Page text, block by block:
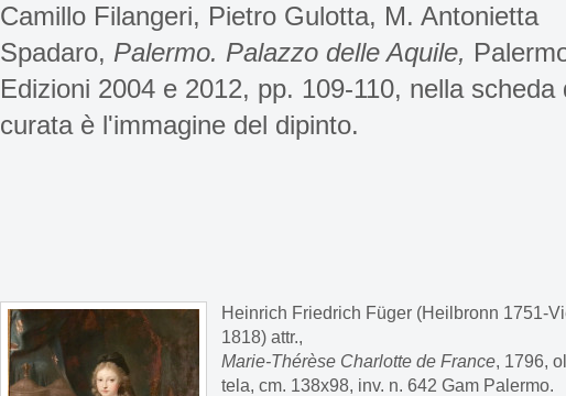
Camillo Filangeri, Pietro Gulotta, M. Antonietta
Spadaro, Palermo. Palazzo delle Aquile,
Edizioni 2004 e 2012, pp. 109-110, nella scheda
curata è l'immagine del dipinto.
Heinrich Friedrich Füger (Heilbronn 1751-
1818) attr.,
Marie-Thérèse Charlotte de France, 1796,
tela, cm. 138x98, inv. n. 642 Gam Palermo.